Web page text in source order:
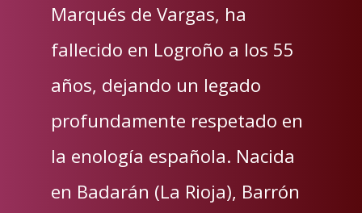
Marqués de Vargas, ha
fallecido en Logroño a los 55
años, dejando un legado
profundamente respetado en
la enología española. Nacida
en Badarán (La Rioja), Barrón